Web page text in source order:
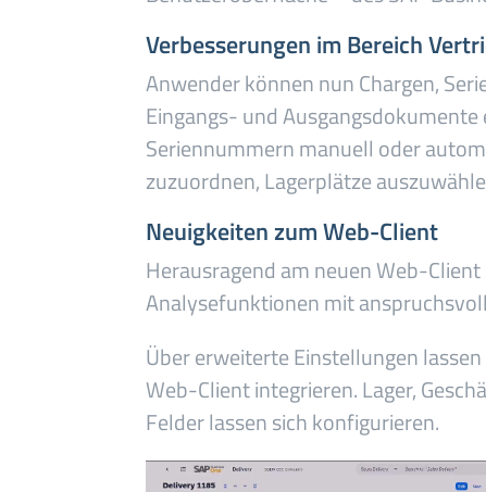
Verbesserungen im Bereich
Anwender können nun Chargen,
Eingangs- und
Seriennummern manuell oder
zuzuordnen, Lagerplätze
Neuigkeiten zum Web-Client
Herausragend am neuen Web-
Analysefunktionen mit
Über erweiterte Einstellungen
Web-Client integrieren. Lager,
Felder lassen sich konfigurieren.